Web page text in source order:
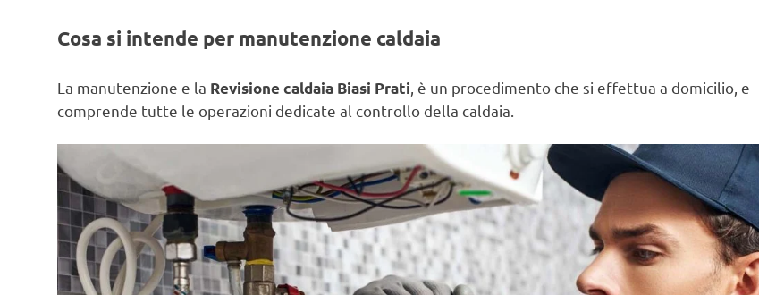
Cosa si intende per manutenzione caldaia
La manutenzione e la Revisione caldaia Biasi Prati , è un procedimento che si effettua a domicilio, e
comprende tutte le operazioni dedicate al controllo della caldaia.